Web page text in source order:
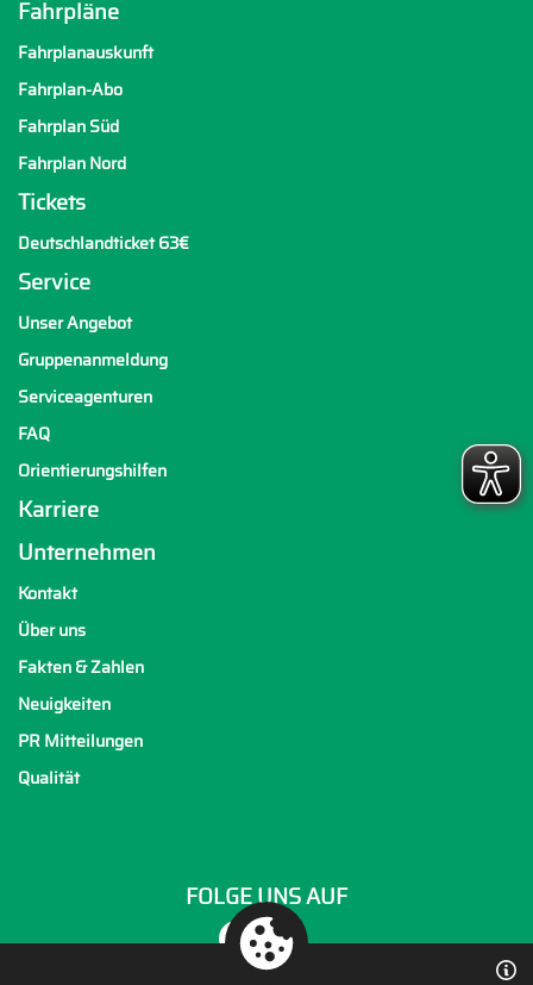
Fahrpläne
Fahrplanauskunft
Fahrplan-Abo
Fahrplan Süd
Fahrplan Nord
Tickets
Deutschlandticket 63€
Service
Unser Angebot
Gruppenanmeldung
Serviceagenturen
FAQ
Orientierungshilfen
Karriere
Unternehmen
Kontakt
Über uns
Fakten & Zahlen
Neuigkeiten
PR Mitteilungen
Qualität
FOLGE UNS AUF